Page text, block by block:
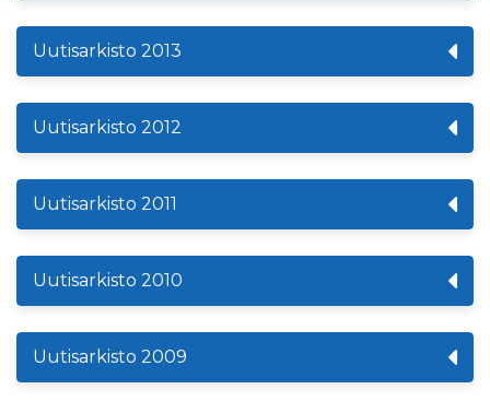
Uutisarkisto 2013
Uutisarkisto 2012
Uutisarkisto 2011
Uutisarkisto 2010
Uutisarkisto 2009